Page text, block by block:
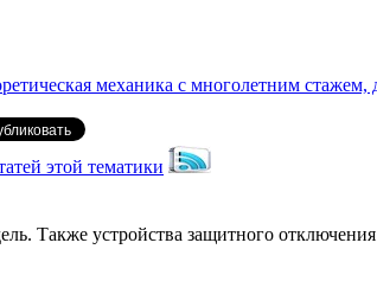
механика с многолетним стажем,
этой тематики
Также устройства защитного